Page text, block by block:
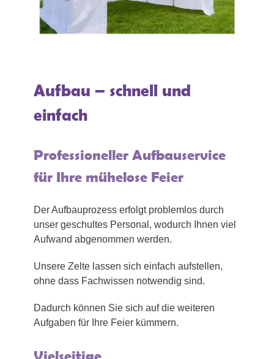
Aufbau – schnell und
einfach
Professioneller Aufbauservice
für Ihre mühelose Feier
Der Aufbauprozess erfolgt problemlos durch
unser geschultes Personal, wodurch Ihnen viel
Aufwand abgenommen werden.
Unsere Zelte lassen sich einfach aufstellen,
ohne dass Fachwissen notwendig sind.
Dadurch können Sie sich auf die weiteren
Aufgaben für Ihre Feier kümmern.
Vielseitige